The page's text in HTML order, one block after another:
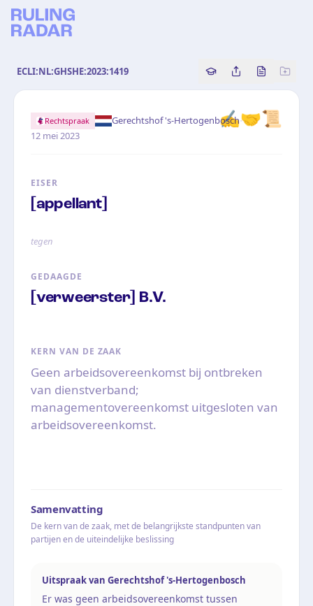
ECLI:NL:GHSHE:2023:1419 Copy source
Share this
Bekijk
✍️🤝📜
Rechtspraak Gerechtshof 's-Hertogenbosch·
12 mei 2023
EISER
[appellant]
tegen
GEDAAGDE
[verweerster] B.V.
KERN VAN DE ZAAK
Geen arbeidsovereenkomst bij ontbreken
van dienstverband;
managementovereenkomst uitgesloten van
arbeidsovereenkomst.
Samenvatting
De kern van de zaak, met de belangrijkste standpunten van
partijen en de uiteindelijke beslissing
Uitspraak van Gerechtshof 's-Hertogenbosch
Er was geen arbeidsovereenkomst tussen